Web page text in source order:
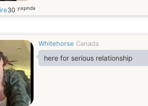
30 yaşında
Whitehorse Canada
here for serious relationship